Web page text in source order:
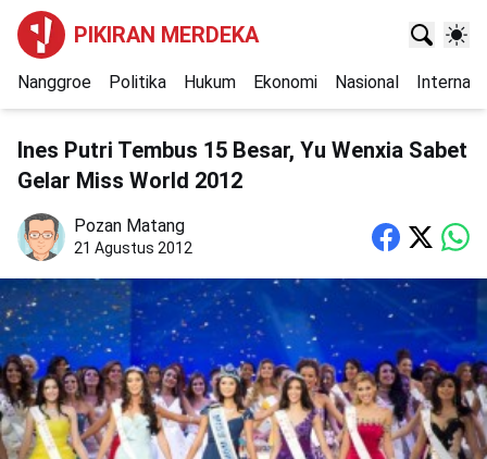
PIKIRAN MERDEKA
Nanggroe Politika Hukum Ekonomi Nasional
Ines Putri Tembus 15 Besar, Yu Wenxia Sabet
Gelar Miss World 2012
Pozan Matang
21 Agustus 2012